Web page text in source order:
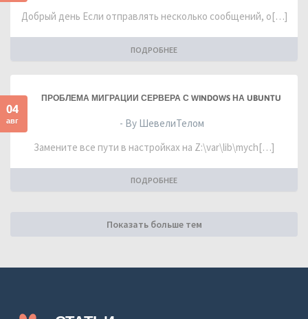
Добрый день Если отправлять несколько сообщений, о[…]
ПОДРОБНЕЕ
04
авг
ПРОБЛЕМА МИГРАЦИИ СЕРВЕРА С WINDOWS НА UBUNTU
- By ШевелиТелом
Замените все пути в настройках на Z:\var\lib\mych[…]
ПОДРОБНЕЕ
Показать больше тем